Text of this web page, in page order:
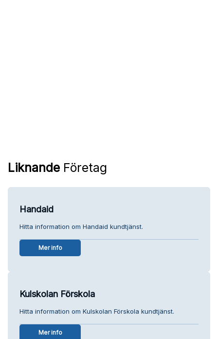
Liknande Företag
Handaid
Hitta information om Handaid kundtjänst.
Mer info
Kulskolan Förskola
Hitta information om Kulskolan Förskola kundtjänst.
Mer info